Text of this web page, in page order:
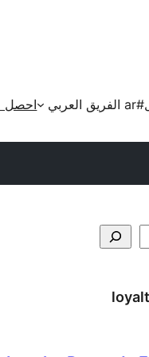
#ar الفريق العربي
احصل